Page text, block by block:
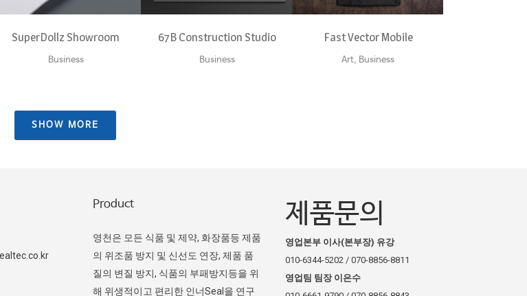
SuperDollz Showroom
Business
67B Construction Studio
Business
Fast Vector Mobile
Art, Business
SHOW MORE
Product
영천은 모든 식품 및 제약, 화장품등 제품
의 위조품 방지 및 신선도 연장, 제품 품
질의 변질 방지, 식품의 부패방지등을 위
해 위생적이고 편리한 인너Seal을 연구
제품문의
영업본부 이사(본부장) 유강
010-6344-5202 / 070-8856-8811
영업팀 팀장 이은수